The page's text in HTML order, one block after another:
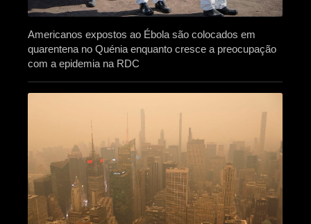
Americanos expostos ao Ébola são colocados em
quarentena no Quénia enquanto cresce a preocupação
com a epidemia na RDC